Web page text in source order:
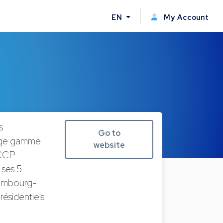
EN My Account
gamme
5
Go to
website